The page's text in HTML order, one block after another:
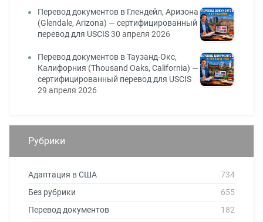
Перевод документов в Глендейл, Аризона
(Glendale, Arizona) — сертифицированный
перевод для USCIS30 апреля 2026
Перевод документов в Таузанд-Окс,
Калифорния (Thousand Oaks, California) —
сертифицированный перевод для USCIS
29 апреля 2026
Рубрики
Адаптация в США
734
Без рубрики
655
Перевод документов
182